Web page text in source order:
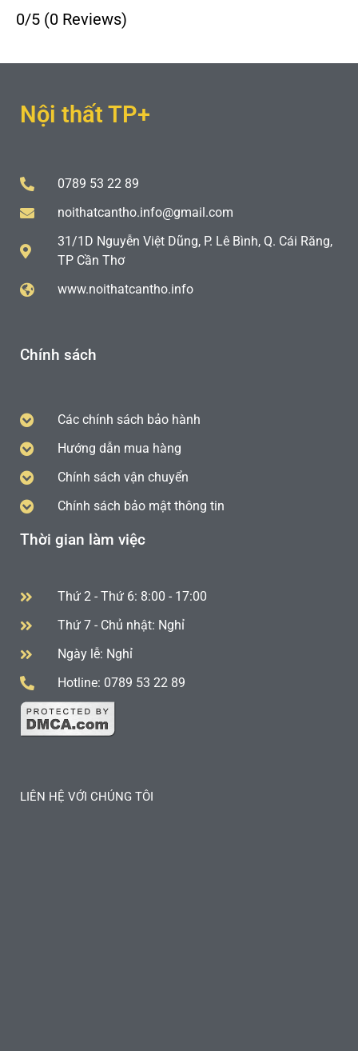
0/5 (0 Reviews)
Nội thất TP+
0789 53 22 89
noithatcantho.info@gmail.com
31/1D Nguyễn Việt Dũng, P. Lê Bình, Q. Cái Răng,
TP Cần Thơ
www.noithatcantho.info
Chính sách
Các chính sách bảo hành
Hướng dẫn mua hàng
Chính sách vận chuyển
Chính sách bảo mật thông tin
Thời gian làm việc
Thứ 2 - Thứ 6: 8:00 - 17:00
Thứ 7 - Chủ nhật: Nghỉ
Ngày lễ: Nghỉ
Hotline: 0789 53 22 89
LIÊN HỆ VỚI CHÚNG TÔI